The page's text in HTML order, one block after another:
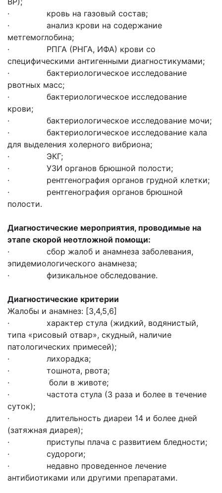
· кровь на газовый состав;
· анализ крови на содержание
метгемоглобина;
· РПГА (РНГА, ИФА) крови со
специфическими антигенными диагностикумами;
· бактериологическое исследование
рвотных масс;
· бактериологическое исследование
крови;
· бактериологическое исследование мочи;
· бактериологическое исследование кала
для выделения холерного вибриона;
· ЭКГ;
· УЗИ органов брюшной полости;
· рентгенография органов грудной клетки;
· рентгенография органов брюшной
полости.
Диагностические мероприятия, проводимые на
этапе скорой неотложной помощи:
· сбор жалоб и анамнеза заболевания,
эпидемиологического анамнеза;
· физикальное обследование.
Диагностические критерии
Жалобы и анамнез: [3,4,5,6]
· характер стула (жидкий, водянистый,
типа «рисовый отвар», скудный, наличие
патологических примесей);
· лихорадка;
· тошнота, рвота;
· боли в животе;
· частота стула (3 раза и более в течение
суток);
· длительность диареи 14 и более дней
(затяжная диарея);
· приступы плача с развитием бледности;
· судороги;
· недавно проведенное лечение
антибиотиками или другими препаратами.